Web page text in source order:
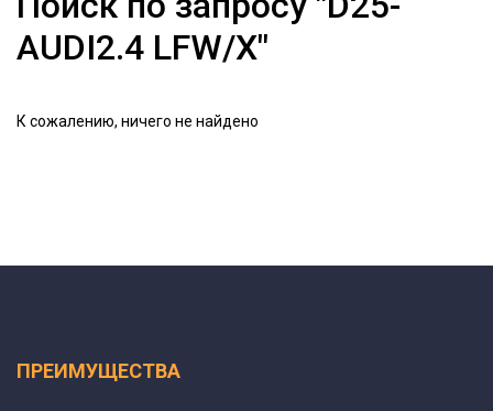
AUDI2.4 LFW/X"
К сожалению, ничего не найдено
ПРЕИМУЩЕСТВА